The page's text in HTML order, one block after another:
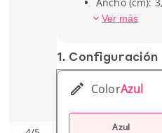
Peso unitario:
Ver más
1. Conf­iguración
ColorAzul
Azul